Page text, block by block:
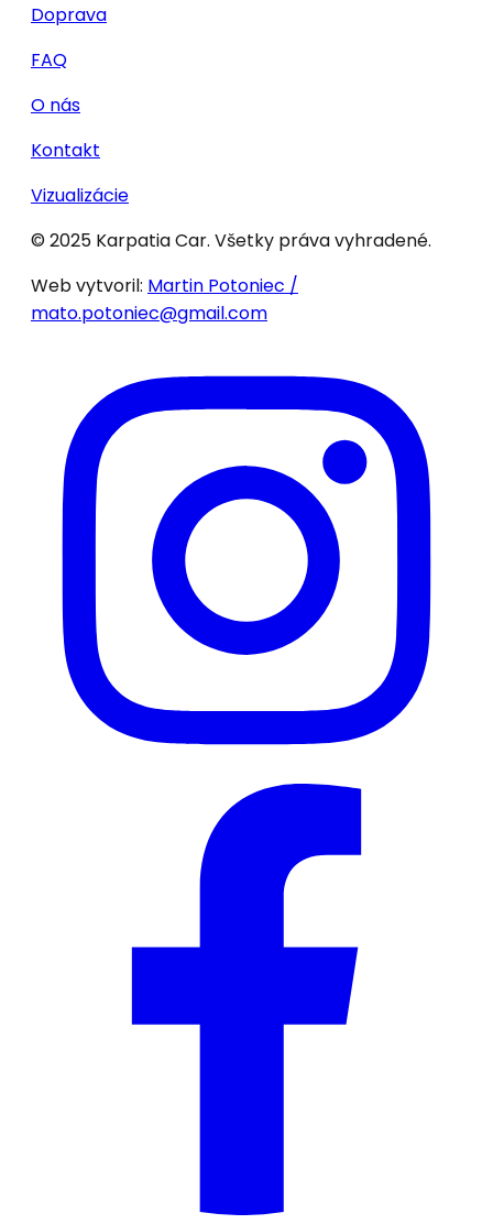
Doprava
FAQ
O nás
Kontakt
Vizualizácie
© 2025 Karpatia Car. Všetky práva vyhradené.
Web vytvoril: Martin Potoniec /
mato.potoniec@gmail.com